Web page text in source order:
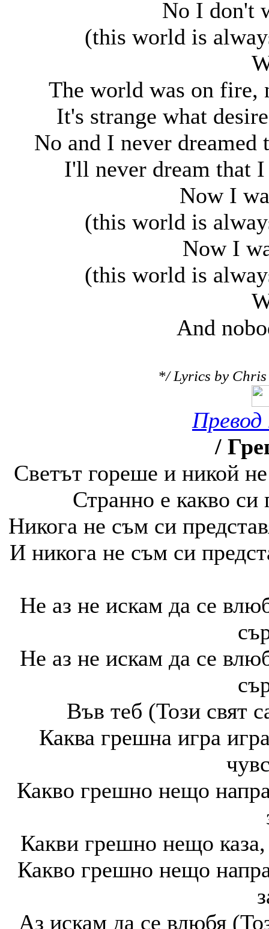
No I don't
(this world is
The world was on fire,
It's strange what
No and I never
I'll never dream that
Now I
(this world is
Now I
(this world is
And
*/ Lyrics by
Превод
/
Светът гореше и никой
Странно е какво си
Никога не съм си
И никога не съм си
Не аз не искам да се
Не аз не искам да се
Във теб (Този свят
Каква грешна игра
Какво грешно нещо
Какви грешно нещо каза,
Какво грешно нещо
Аз искам да се влюбя